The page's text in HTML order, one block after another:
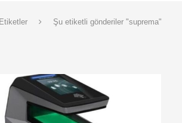
Etiketler Şu etiketli gönderiler "suprema"